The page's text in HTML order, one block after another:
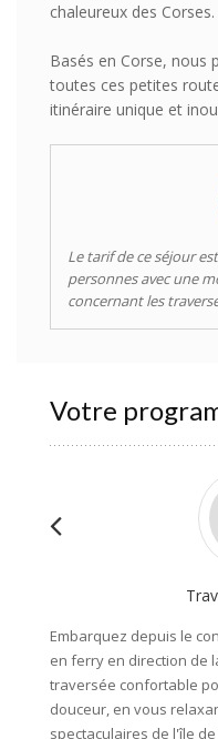
chaleureux des Corses.
Basés en Corse, nous
toutes ces petites
itinéraire unique et
Le tarif de ce séjour
personnes avec une
concernant les
Votre
Embarquez depuis le
en ferry en direction de
traversée confortable
douceur, en vous
spectaculaires de l'île